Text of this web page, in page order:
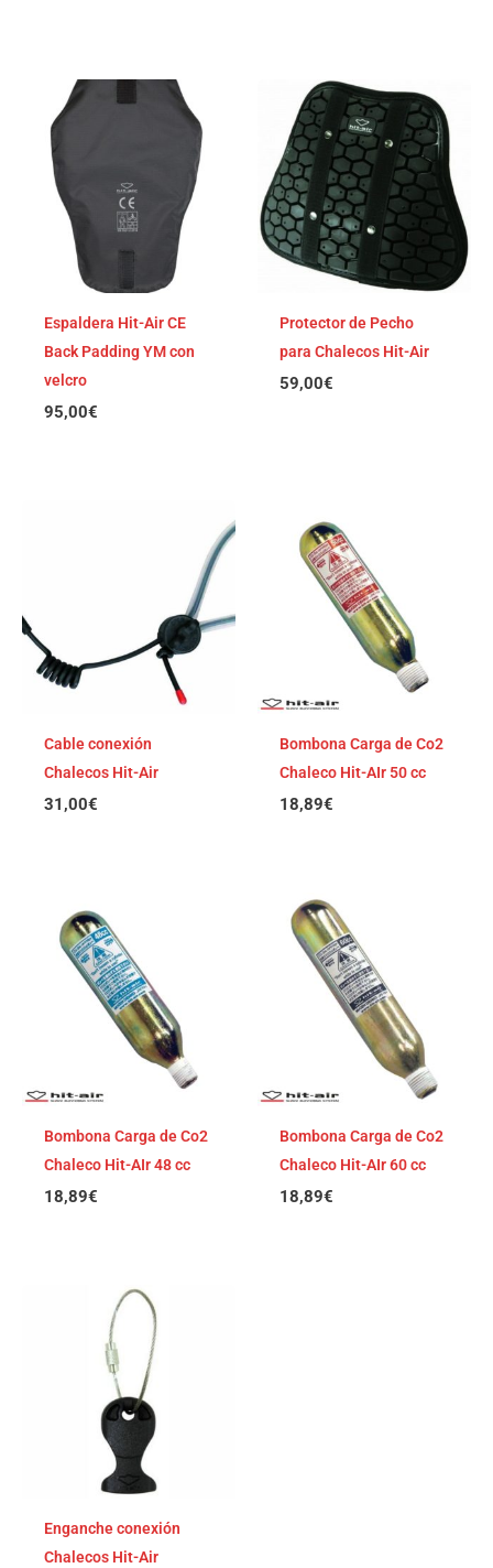
Espaldera Hit-Air CE
Back Padding YM con
velcro
95,00€
Protector de Pecho
para Chalecos Hit-Air
59,00€
Cable conexión
Chalecos Hit-Air
31,00€
Bombona Carga de Co2
Chaleco Hit-AIr 50 cc
18,89€
Bombona Carga de Co2
Chaleco Hit-AIr 48 cc
18,89€
Bombona Carga de Co2
Chaleco Hit-AIr 60 cc
18,89€
Enganche conexión
Chalecos Hit-Air